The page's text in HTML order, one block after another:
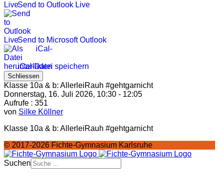
Send to Outlook Live
Send to Microsoft Outlook
iCal-Datei speichern
Schliessen
Klasse 10a & b: AllerleiRauh #gehtgarnicht
Donnerstag, 16. Juli 2026, 10:30 - 12:05
Aufrufe : 351
von Silke Köllner
Klasse 10a & b: AllerleiRauh #gehtgarnicht
© 2017-2026 Fichte-Gymnasium Karlsruhe
Suchen